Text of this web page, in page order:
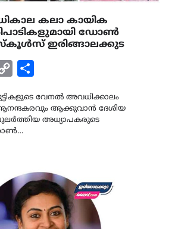
കലാ കായിക
ഡോൺ
ഇരിങ്ങാലക്കുട
Copy
വേനൽ അവധിക്കാലം
ആക്കുവാൻ ദേശിയ
അധ്യാപകരുടെ